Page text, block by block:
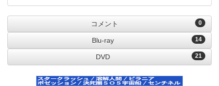
0
コメント
14
Blu-ray
21
DVD